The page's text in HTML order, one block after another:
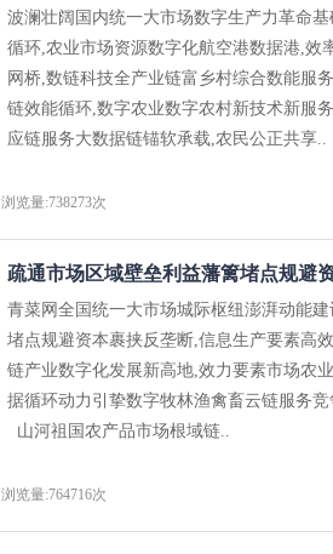
波澜壮阔国内统一大市场数字生产力革命
循环,农业市场资源数字化航空港数据港,效
网桥,数链科技全产业链富乡村综合数能服
链效能循环,数字农业数字农村新技术新服
应链服务大数据链锚软承载,农民公正共享..
浏览量:738273次
疏通市场区域壁垒利益藩篱堵点规避
青菜网全国统一大市场城际枢纽澎湃动能
堵点规避资本裹挟反垄断,信息生产要素高
链产业数字化发展新高地,效力要素市场农
据循环动力引挚数字牧林渔禽畜云链服务
山河祖国农产品市场根域链..
浏览量:764716次